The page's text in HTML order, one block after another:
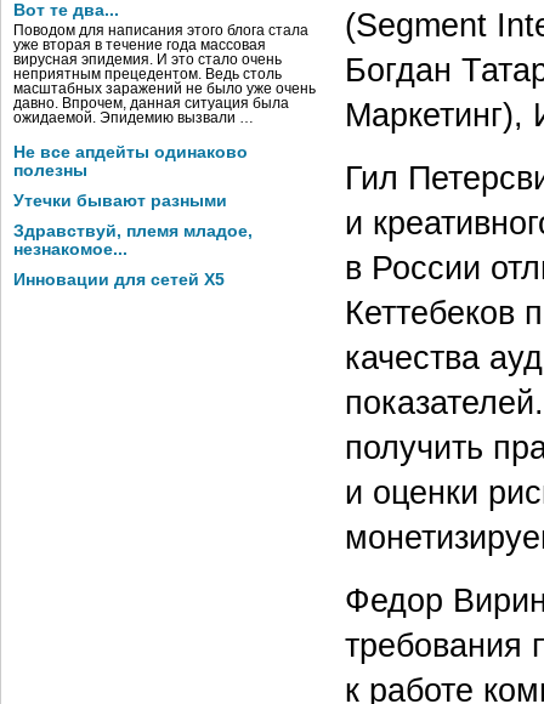
Вот те два...
Поводом для написания этого блога стала
уже вторая в течение года массовая
вирусная эпидемия. И это стало очень
неприятным прецедентом. Ведь столь
масштабных заражений не было уже очень
давно. Впрочем, данная ситуация была
ожидаемой. Эпидемию вызвали …
Не все апдейты одинаково
полезны
Утечки бывают разными
Здравствуй, племя младое,
незнакомое...
Инновации для сетей X5
(Segment
Богдан
Маркетинг),
Гил
и
в России
Кеттебеков
качества
получить
и оценки
Федор
требования
к работе